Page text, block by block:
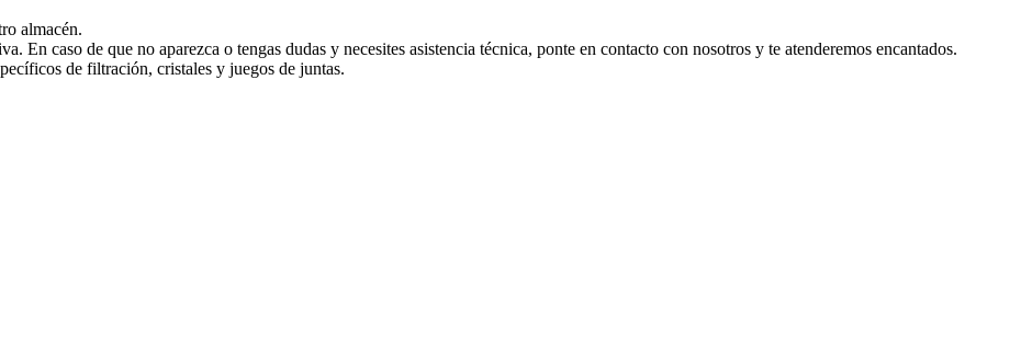
almacén.
En caso de que no aparezca o tengas dudas y necesites asistencia técnica, ponte en contacto con nosotros y te atenderemos encantados.
de filtración, cristales y juegos de juntas.